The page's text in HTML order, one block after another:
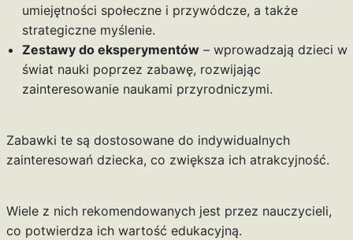
umiejętności społeczne i przywódcze, a także
strategiczne myślenie.
Zestawy do eksperymentów– wprowadzają dzieci w
świat nauki poprzez zabawę, rozwijając
zainteresowanie naukami przyrodniczymi.
Zabawki te są dostosowane do indywidualnych
zainteresowań dziecka, co zwiększa ich atrakcyjność.
Wiele z nich rekomendowanych jest przez nauczycieli,
co potwierdza ich wartość edukacyjną.